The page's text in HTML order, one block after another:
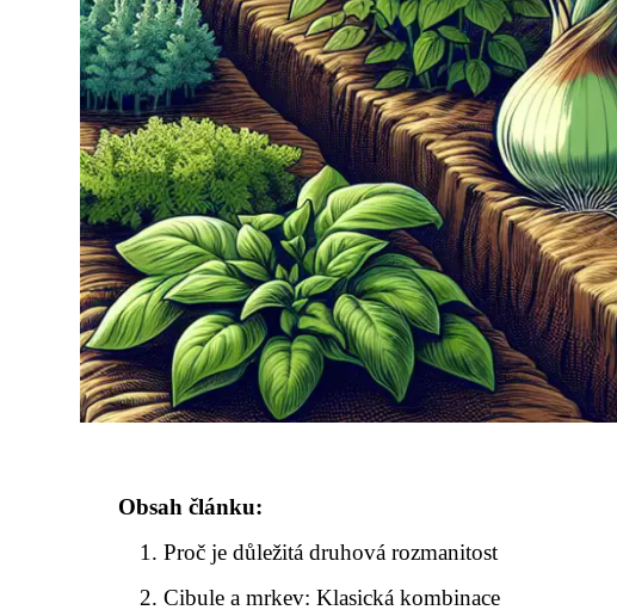
Obsah článku:
Proč je důležitá druhová rozmanitost
Cibule a mrkev: Klasická kombinace